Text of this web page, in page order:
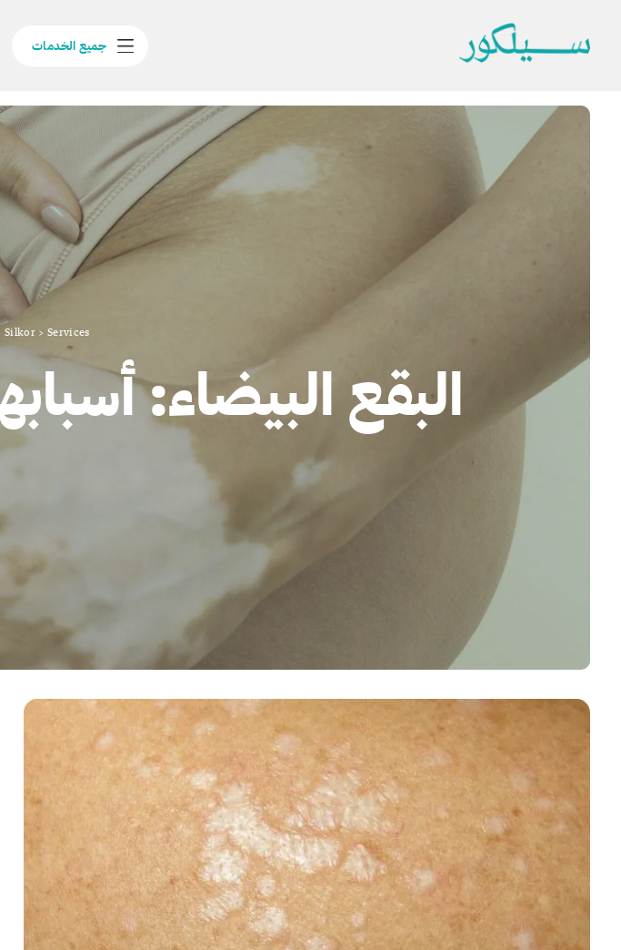
جميع الخدمات
Silkor >Services
البقع البيضاء: